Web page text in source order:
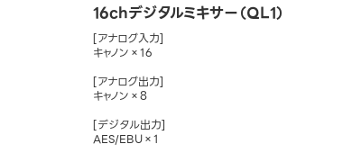
16chデジタルミキサー（QL1）
[アナログ入力]
キャノン×16
[アナログ出力]
キャノン×8
[デジタル出力]
AES/EBU×1